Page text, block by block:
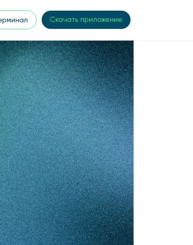
Скачать приложение